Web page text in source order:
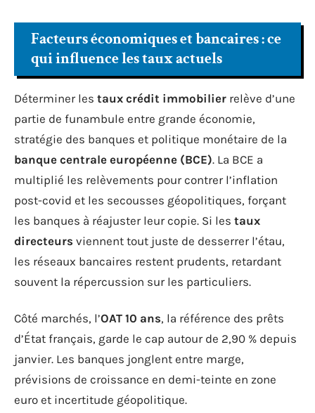
Facteurs économiques et bancaires : ce
qui influence les taux actuels
Déterminer les taux crédit immobilier relève d’une
partie de funambule entre grande économie,
stratégie des banques et politique monétaire de la
banque centrale européenne (BCE). La BCE a
multiplié les relèvements pour contrer l’inflation
post-covid et les secousses géopolitiques, forçant
les banques à réajuster leur copie. Si les taux
directeurs viennent tout juste de desserrer l’étau,
les réseaux bancaires restent prudents, retardant
souvent la répercussion sur les particuliers.
Côté marchés, l’OAT 10 ans, la référence des prêts
d’État français, garde le cap autour de 2,90 % depuis
janvier. Les banques jonglent entre marge,
prévisions de croissance en demi-teinte en zone
euro et incertitude géopolitique.